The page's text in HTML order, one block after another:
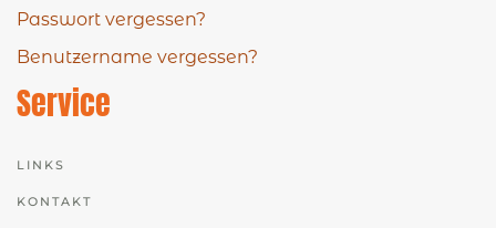
Passwort vergessen?
Benutzername vergessen?
Service
LINKS
KONTAKT